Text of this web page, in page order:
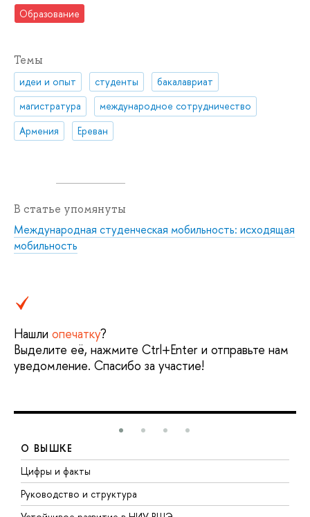
Образование
Темы
идеи и опыт студенты
бакалавриат
магистратура
международное сотрудничество
Армения
Ереван
В статье упомянуты
Международная студенческая мобильность: исходящая
мобильность
Нашли опечатку?
Выделите её, нажмите Ctrl+Enter и отправьте нам
уведомление. Спасибо за участие!
О ВЫШКЕ
Цифры и факты
Руководство и структура